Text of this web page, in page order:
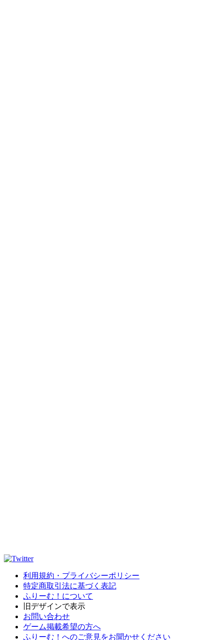
利用規約・プライバシーポリシー
特定商取引法に基づく表記
ふりーむ！について
旧デザインで表示
お問い合わせ
ゲーム掲載希望の方へ
ふりーむ！へのご意見をお聞かせください